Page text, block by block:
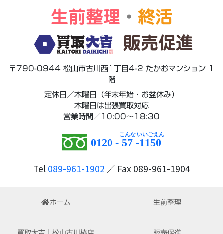
生前整理 ・ 終活
販売促進
〒790-0944 松山市古川西1丁目4-2 たかおマンション 1
階
定休日／木曜日（年末年始・お盆休み）
木曜日は出張買取対応
営業時間／10:00～18:30
0120 - 57 -1150
Tel 089-961-1902 ／ Fax 089-961-1904
ホーム 生前整理
買取大吉｜松山古川椿店 販売促進